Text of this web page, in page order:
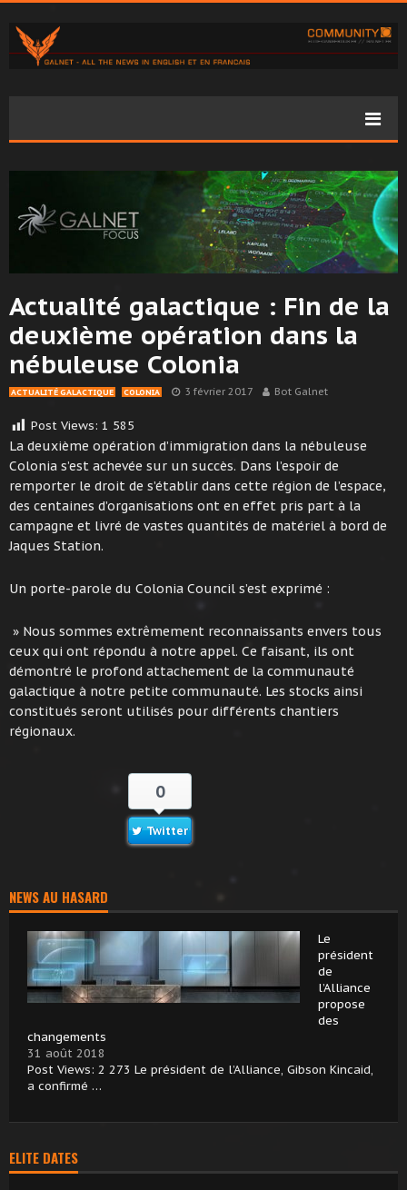
Actualité galactique : Fin de la
deuxième opération dans la
nébuleuse Colonia
ACTUALITÉ GALACTIQUE COLONIA 3 février 2017 Bot Galnet
Post Views: 1 585
La deuxième opération d’immigration dans la nébuleuse
Colonia s’est achevée sur un succès. Dans l’espoir de
remporter le droit de s’établir dans cette région de l’espace,
des centaines d’organisations ont en effet pris part à la
campagne et livré de vastes quantités de matériel à bord de
Jaques Station.
Un porte-parole du Colonia Council s’est exprimé :
» Nous sommes extrêmement reconnaissants envers tous
ceux qui ont répondu à notre appel. Ce faisant, ils ont
démontré le profond attachement de la communauté
galactique à notre petite communauté. Les stocks ainsi
constitués seront utilisés pour différents chantiers
régionaux.
0
Twitter
NEWS AU HASARD
Le
président
de
l’Alliance
propose
des
changements
31 août 2018
Post Views: 2 273 Le président de l’Alliance, Gibson Kincaid,
a confirmé …
ELITE DATES